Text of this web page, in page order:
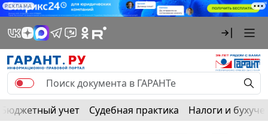
РЕКЛАМА
Бюджетный учет Судебная практика Налоги и